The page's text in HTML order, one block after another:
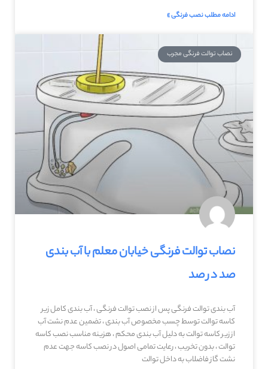
ادامه مطلب نصب فرنگی »
نصاب توالت فرنگی مجرب
نصاب توالت فرنگی خیابان معلم با آب بندی
صد در صد
آب بندی توالت فرنگی پس از نصب توالت فرنگی ، آب بندی کامل زیر
کاسه توالت توسط چسب مخصوص آب بندی ، تضمین عدم نشت آب
از زیر کاسه توالت به دلیل آب بندی محکم ، هزینه مناسب نصب کاسه
توالت ، بدون تخریب ، رعایت تمامی اصول در نصب کاسه جهت عدم
نشت گاز فاضلاب به داخل توالت